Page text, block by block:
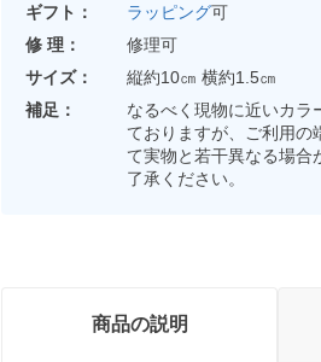
ギフト：
ラッピング可
修 理：
修理可
サイズ：
縦約10㎝ 横約1.5㎝
補足：
なるべく現物に近いカラ
ておりますが、ご利用の
て実物と若干異なる場合
了承ください。
商品の説明